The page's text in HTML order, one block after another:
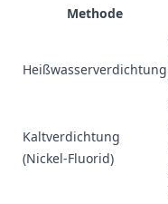
Methode
Heißwasserverdichtung
Kaltverdichtung
(Nickel-Fluorid)